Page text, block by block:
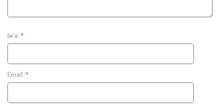
Ім'я *
Email *